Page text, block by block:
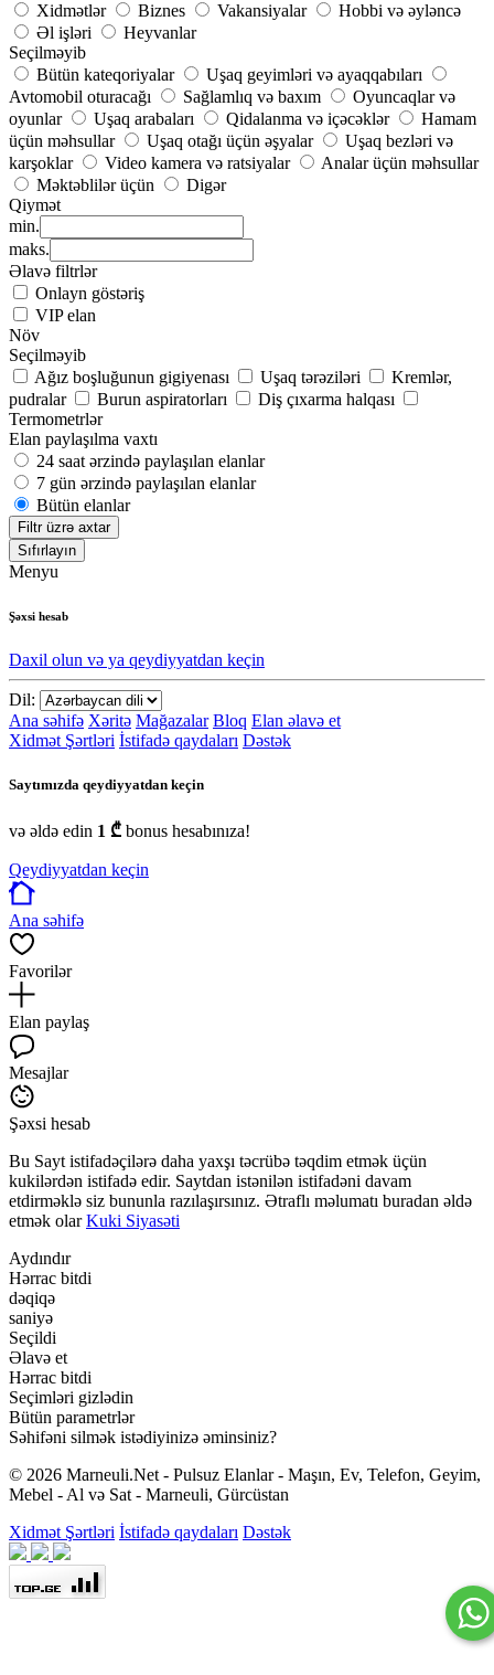
Xidmətlər
Biznes Vakansiyalar
Hobbi və əyləncə
Əl işləri
Heyvanlar
Seçilməyib
Bütün kateqoriyalar
Uşaq geyimləri və ayaqqabıları
Avtomobil oturacağı
Sağlamlıq və baxım
Oyuncaqlar və
oyunlar
Uşaq arabaları Qidalanma və içəcəklər
Hamam
üçün məhsullar
Uşaq otağı üçün əşyalar
Uşaq bezləri və
karşoklar
Video kamera və ratsiyalar
Analar üçün məhsullar
Məktəblilər üçün
Digər
Qiymət
min.
maks.
Əlavə filtrlər
Onlayn göstəriş
VIP elan
Növ
Seçilməyib
Ağız boşluğunun gigiyenası
Uşaq tərəziləri
Kremlər,
pudralar
Burun aspiratorları
Diş çıxarma halqası
Termometrlər
Elan paylaşılma vaxtı
24 saat ərzində paylaşılan elanlar
7 gün ərzində paylaşılan elanlar
Bütün elanlar
Filtr üzrə axtar
Sıfırlayın
Menyu
Şəxsi hesab
Daxil olun və ya qeydiyyatdan keçin
Dil:
Ana səhifə Xəritə Mağazalar Bloq Elan əlavə et
Xidmət Şərtləri İstifadə qaydaları Dəstək
Saytımızda qeydiyyatdan keçin
və əldə edin 1 ₾ bonus hesabınıza!
Qeydiyyatdan keçin
Ana səhifə
Favorilər
Elan paylaş
Mesajlar
Şəxsi hesab
Bu Sayt istifadəçilərə daha yaxşı təcrübə təqdim etmək üçün
kukilərdən istifadə edir. Saytdan istənilən istifadəni davam
etdirməklə siz bununla razılaşırsınız. Ətraflı məlumatı buradan əldə
etmək olarKuki Siyasəti
Aydındır
Hərrac bitdi
dəqiqə
saniyə
Seçildi
Əlavə et
Hərrac bitdi
Seçimləri gizlədin
Bütün parametrlər
Səhifəni silmək istədiyinizə əminsiniz?
© 2026 Marneuli.Net - Pulsuz Elanlar - Maşın, Ev, Telefon, Geyim,
Mebel - Al və Sat - Marneuli, Gürcüstan
Xidmət Şərtləri İstifadə qaydaları Dəstək